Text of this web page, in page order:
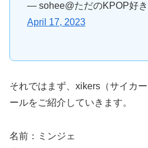
— sohee@ただのKPOP好
April 17, 2023
それではまず、xikers（サイカ
ールをご紹介していきます。
名前：ミンジェ